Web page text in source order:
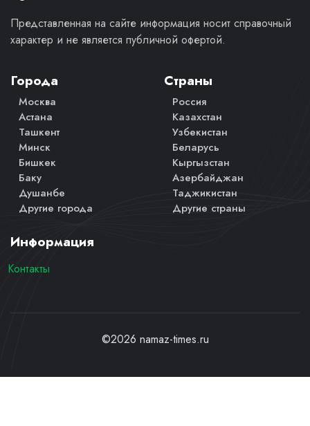
Представленная на сайте информация носит справочный
характер и не является публичной офертой.
Города
Москва
Астана
Ташкент
Минск
Бишкек
Баку
Душанбе
Другие города
Страны
Россия
Казахстан
Узбекистан
Беларусь
Кыргызстан
Азербайджан
Таджикистан
Другие страны
Информация
Контакты
©2026 namaz-times.ru